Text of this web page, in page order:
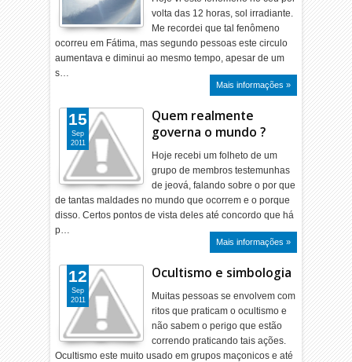
volta das 12 horas, sol irradiante.
Me recordei que tal fenômeno
ocorreu em Fátima, mas segundo pessoas este circulo
aumentava e diminui ao mesmo tempo, apesar de um
s…
Mais informações »
Quem realmente
governa o mundo ?
Hoje recebi um folheto de um
grupo de membros testemunhas
de jeová, falando sobre o por que
de tantas maldades no mundo que ocorrem e o porque
disso. Certos pontos de vista deles até concordo que há
p…
Mais informações »
15
Sep
2011
Ocultismo e simbologia
Muitas pessoas se envolvem com
ritos que praticam o ocultismo e
não sabem o perigo que estão
correndo praticando tais ações.
Ocultismo este muito usado em grupos maçonicos e até
12
Sep
2011